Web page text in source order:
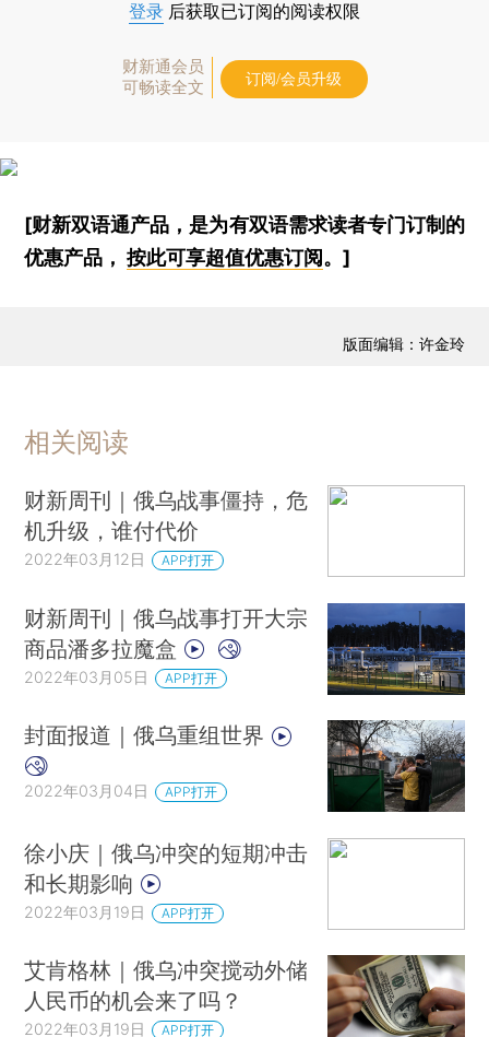
登录 后获取已订阅的阅读权限
财新通会员
可畅读全文
订阅/会员升级
[财新双语通产品，是为有双语需求读者专门订制的
优惠产品，按此可享超值优惠订阅。]
版面编辑：许金玲
相关阅读
财新周刊｜俄乌战事僵持，危
机升级，谁付代价
2022年03月12日 APP打开
财新周刊｜俄乌战事打开大宗
商品潘多拉魔盒
2022年03月05日 APP打开
封面报道｜俄乌重组世界
2022年03月04日 APP打开
徐小庆｜俄乌冲突的短期冲击
和长期影响
2022年03月19日 APP打开
艾肯格林｜俄乌冲突搅动外储
人民币的机会来了吗？
2022年03月19日 APP打开